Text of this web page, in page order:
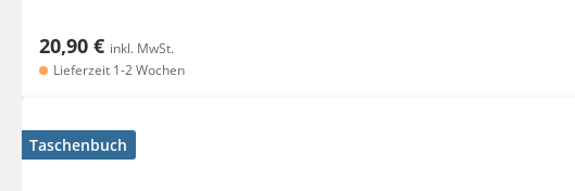
20,90 € inkl. MwSt.
Lieferzeit 1-2 Wochen
Taschenbuch